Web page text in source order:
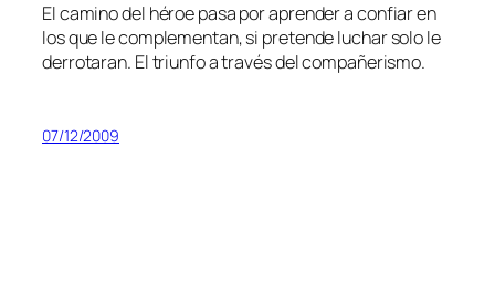
El ca­mino del hé­roe pa­sa por apren­der a con­fiar en
los que le com­ple­men­tan, si pre­ten­de lu­char so­lo le
de­rro­ta­ran. El triun­fo a tra­vés del compañerismo.
07/12/2009